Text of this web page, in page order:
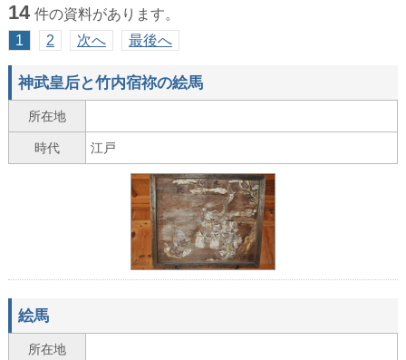
14 件の資料があります。
1
2 次へ 最後へ
神武皇后と竹内宿祢の絵馬
所在地
時代 江戸
絵馬
所在地